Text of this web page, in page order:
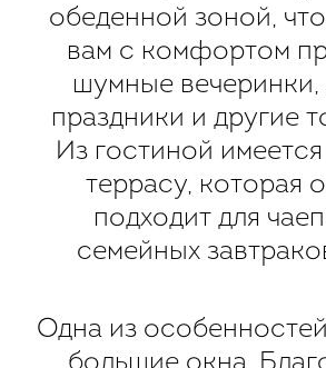
обеденной зоной,
вам с комфортом
шумные вечеринки,
праздники и другие
Из гостиной
террасу, которая
подходит для
семейных
Одна из